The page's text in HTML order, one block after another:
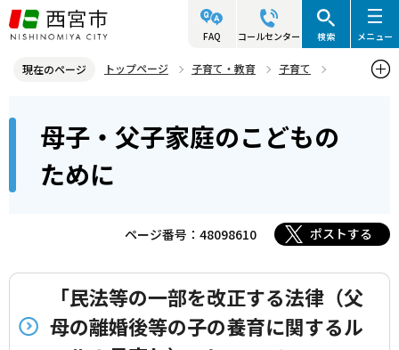
こ
の
ジ
頭
FAQ コールセンター 検索 メニュー
現在のページ トップページ 子育て・教育
子育て
母子・父子家庭のこどもの
ために
ページ番号：48098610 ポストする
「民法等の一部を改正する法律（父
母の離婚後等の子の養育に関するル